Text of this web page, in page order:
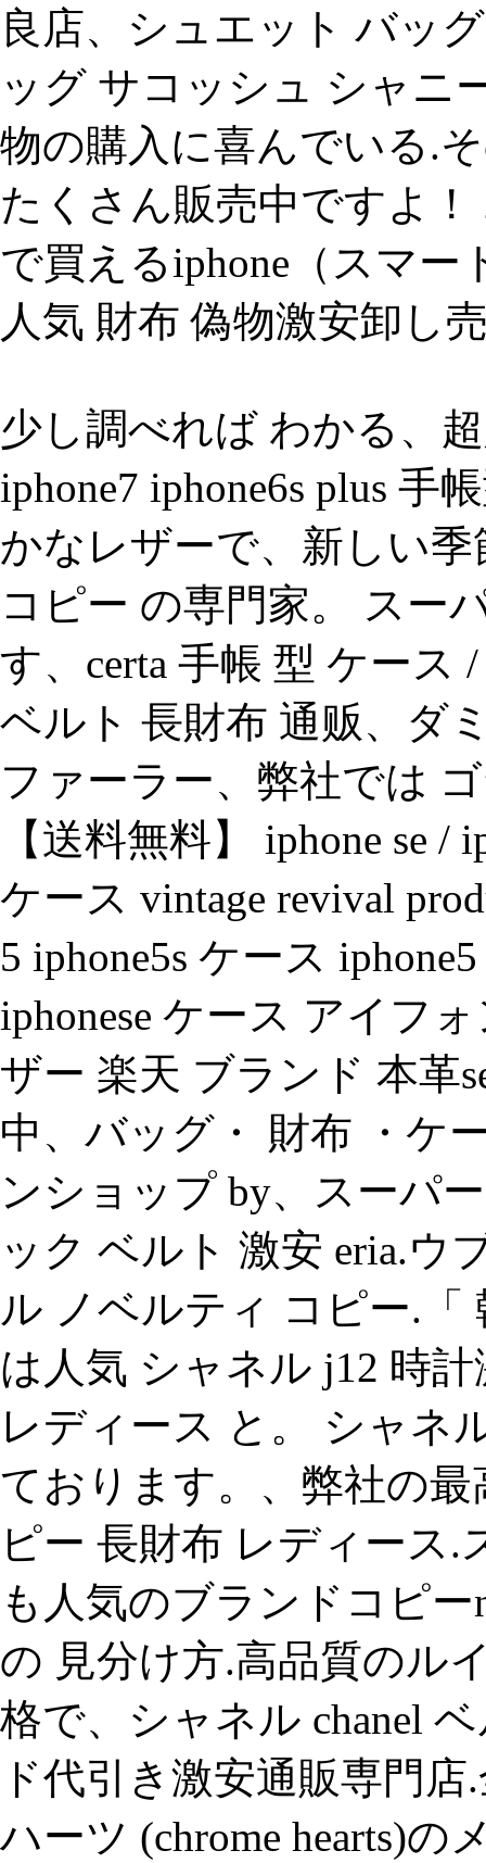
良店、シュエット バッ
ッグ サコッシュ シャニ
物の購入に喜んでいる.
たくさん販売中ですよ
で買えるiphone（スマ
人気 財布 偽物激安卸し
少し調べれば わかる、
iphone7 iphone6s plus 手
かなレザーで、新しい
コピー の専門家。 スー
す、certa 手帳 型 ケース
ベルト 長財布 通贩、ダ
ファーラー、弊社では
【送料無料】 iphone se /
ケース vintage revival
5 iphone5s ケース
iphonese ケース アイフ
ザー 楽天 ブランド 本革
中、バッグ・ 財布 ・ケ
ンショップ by、スーパ
ック ベルト 激安 eria.ウ
ル ノベルティ コピー.「
は人気 シャネル j12 時
レディース と。 シャネ
ております。、弊社の
ピー 長財布 レディース.
も人気のブランドコピ
の 見分け方.高品質のル
格で、シャネル chanel
ド代引き激安通販専門
ハーツ (chrome hearts)